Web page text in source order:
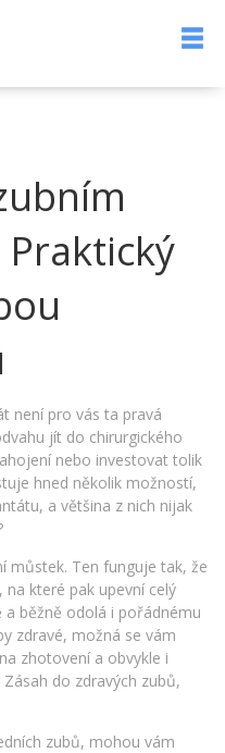
není pro vás ta pravá
jít do chirurgického
nebo investovat tolik
hned několik možností,
a většina z nich nijak
můstek. Ten funguje tak, že
na které pak upevní celý
běžně odolá i pořádnému
zdravé, možná se vám
zhotovení a obvykle i
do zdravých zubů,
zubů, mohou vám